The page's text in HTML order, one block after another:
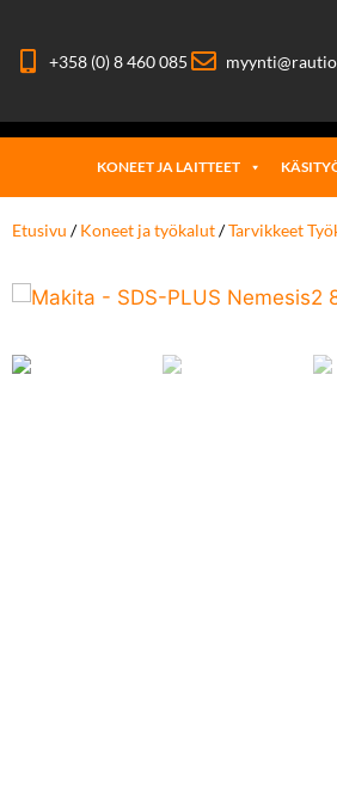
+358 (0) 8 460 085
KONEET JA LAITTEET
Etusivu /Koneet ja työkalut/Tarvikkeet